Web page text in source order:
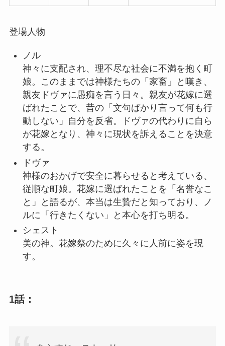
登場人物
ノル
神々に支配され、理不尽な社会に不満を抱く町
娘。このままでは神様たちの「家畜」と嘆き、
親友ドヴァに愚痴を言う日々。親友が花嫁に選
ばれたことで、昔の「文句ばかり言って何も行
動しない」自分を反省。ドヴァの代わりに自ら
が花嫁となり、神々に現状を訴えることを決意
する。
ドヴァ
神様のおかげで安全に暮らせると考えている、
従順な町娘。花嫁に選ばれたことを「名誉なこ
と」と語るが、本当は生贄だと知っており、ノ
ルに「行きたくない」と本心を打ち明る。
シェスト
美の神。花嫁祭のために久々に人前に姿を現
す。
1話：